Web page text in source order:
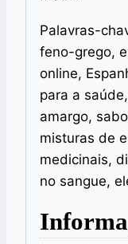
Palavras-
feno-grego,
online,
para a
amargo,
misturas de
medicinais,
no sangue,